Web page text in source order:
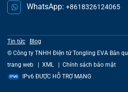
WhatsApp: +8618326124065
Tin tức
Blog
© Công ty TNHH Điện tử Tongling EVA Bản
trang web
XML
Chính sách bảo mật
IPv6 ĐƯỢC HỖ TRỢ MẠNG